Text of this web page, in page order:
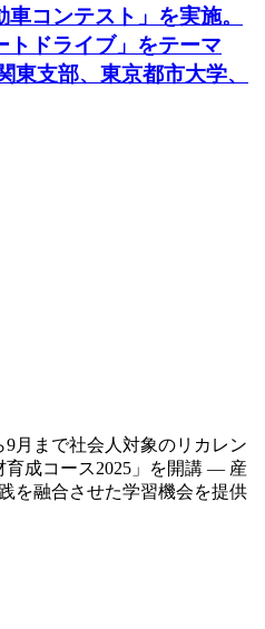
コンテスト」を実施。
トドライブ」をテーマ
東支部、東京都市大学、
月まで社会人対象のリカレン
育成コース2025」を開講 ― 産
を融合させた学習機会を提供